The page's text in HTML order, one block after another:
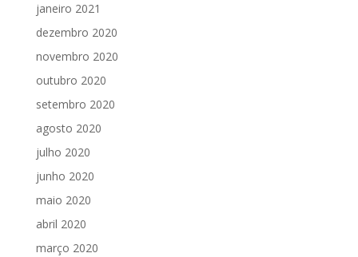
janeiro 2021
dezembro 2020
novembro 2020
outubro 2020
setembro 2020
agosto 2020
julho 2020
junho 2020
maio 2020
abril 2020
março 2020